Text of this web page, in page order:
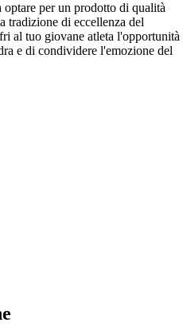
optare per un prodotto di qualità
tradizione di eccellenza del
al tuo giovane atleta l'opportunità
e di condividere l'emozione del